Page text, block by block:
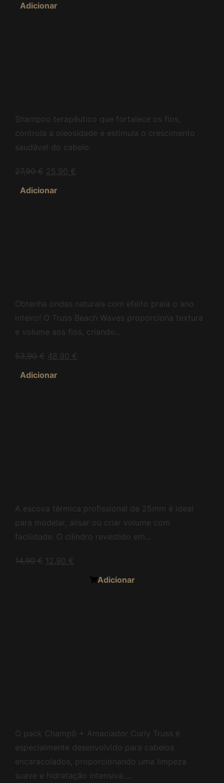
Adicionar
Shampoo terapêutico que fortalece os fios,
controla a oleosidade e estimula o crescimento
saudável do cabelo.
27,90€ 25,90 €
Adicionar
Obtenha ondas naturais com efeito praia o ano
inteiro! O Truss Beach Waves proporciona textura
e volume aos fios, criando...
53,90€ 48,90 €
Adicionar
A escova térmica profissional de 25mm é ideal
para modelar, alisar ou criar volume com
facilidade. O cilindro revestido em...
14,90€ 12,90 €
Adicionar
O pack Champô + Amaciador Curly Truss é
especialmente desenvolvido para cabelos
encaracolados, proporcionando uma limpeza
suave e hidratação intensiva....